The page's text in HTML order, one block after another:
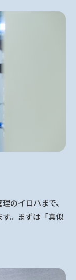
のイロハまで、
。まずは「真似